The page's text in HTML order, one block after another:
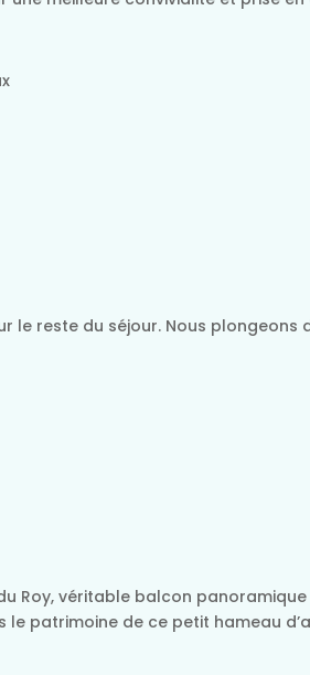
le reste du séjour. Nous
Roy, véritable balcon
le patrimoine de ce petit hameau